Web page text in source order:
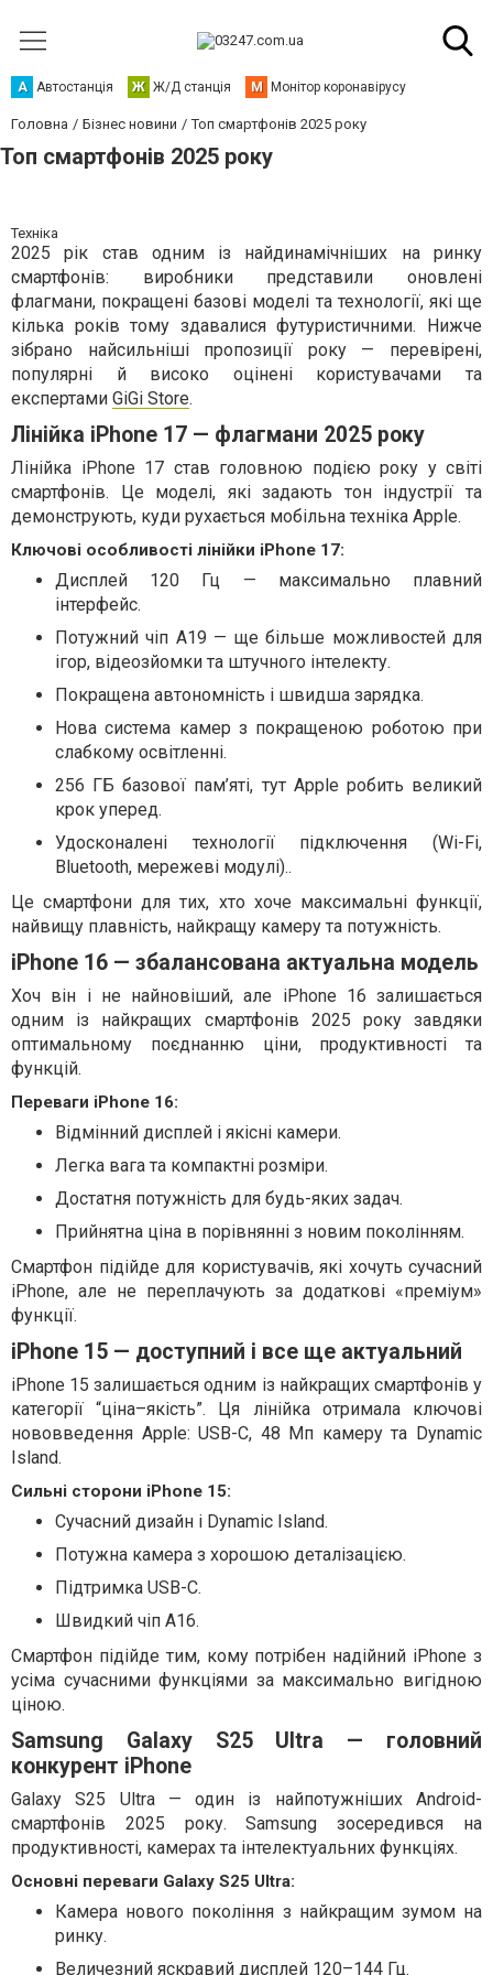
А Автостанція Ж Ж/Д станція М Монітор коронавірусу
Головна Бізнес новини Топ смартфонів 2025 року
Топ смартфонів 2025 року
Техніка
2025 рік став одним із найдинамічніших на ринку
смартфонів: виробники представили оновлені
флагмани, покращені базові моделі та технології, які ще
кілька років тому здавалися футуристичними. Нижче
зібрано найсильніші пропозиції року — перевірені,
популярні й високо оцінені користувачами та
експертами GiGi Store.
Лінійка iPhone 17 — флагмани 2025 року
Лінійка iPhone 17 став головною подією року у світі
смартфонів. Це моделі, які задають тон індустрії та
демонструють, куди рухається мобільна техніка Apple.
Ключові особливості лінійки iPhone 17:
Дисплей 120 Гц — максимально плавний
інтерфейс.
Потужний чіп A19 — ще більше можливостей для
ігор, відеозйомки та штучного інтелекту.
Покращена автономність і швидша зарядка.
Нова система камер з покращеною роботою при
слабкому освітленні.
256 ГБ базової пам’яті, тут Apple робить великий
крок уперед.
Удосконалені технології підключення (Wi-Fi,
Bluetooth, мережеві модулі)..
Це смартфони для тих, хто хоче максимальні функції,
найвищу плавність, найкращу камеру та потужність.
iPhone 16 — збалансована актуальна модель
Хоч він і не найновіший, але iPhone 16 залишається
одним із найкращих смартфонів 2025 року завдяки
оптимальному поєднанню ціни, продуктивності та
функцій.
Переваги iPhone 16:
Відмінний дисплей і якісні камери.
Легка вага та компактні розміри.
Достатня потужність для будь-яких задач.
Прийнятна ціна в порівнянні з новим поколінням.
Смартфон підійде для користувачів, які хочуть сучасний
iPhone, але не переплачують за додаткові «преміум»
функції.
iPhone 15 — доступний і все ще актуальний
iPhone 15 залишається одним із найкращих смартфонів у
категорії “ціна–якість”. Ця лінійка отримала ключові
нововведення Apple: USB-C, 48 Мп камеру та Dynamic
Island.
Сильні сторони iPhone 15:
Сучасний дизайн і Dynamic Island.
Потужна камера з хорошою деталізацією.
Підтримка USB-C.
Швидкий чіп A16.
Смартфон підійде тим, кому потрібен надійний iPhone з
усіма сучасними функціями за максимально вигідною
ціною.
Samsung Galaxy S25 Ultra — головний
конкурент iPhone
Galaxy S25 Ultra — один із найпотужніших Android-
смартфонів 2025 року. Samsung зосередився на
продуктивності, камерах та інтелектуальних функціях.
Основні переваги Galaxy S25 Ultra:
Камера нового покоління з найкращим зумом на
ринку.
Величезний яскравий дисплей 120–144 Гц.